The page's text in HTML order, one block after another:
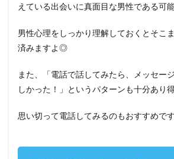
えている出会いに真面目な男性である可
男性心理をしっかり理解しておくとそこ
済みますよ◎
また、「電話で話してみたら、メッセー
しかった！」というパターンも十分あり
思い切って電話してみるのもおすすめで